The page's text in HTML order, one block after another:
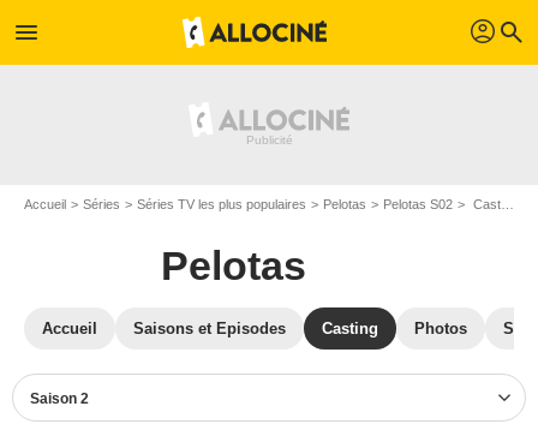
menu profil search
Accueil Séries Séries TV les plus populaires Pelotas Pelotas S02 Casting Pelotas S02
Pelotas
Accueil Saisons et Episodes Casting Photos
Saison 2